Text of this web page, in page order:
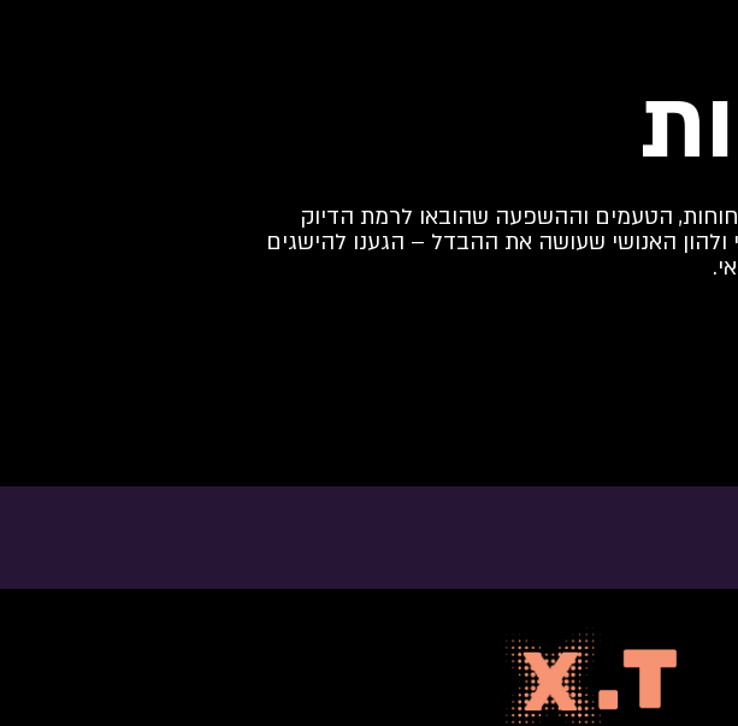
הטעמים וההשפעה שהובאו לרמת הדיוק
האנושי שעושה את ההבדל – הגענו להישגים